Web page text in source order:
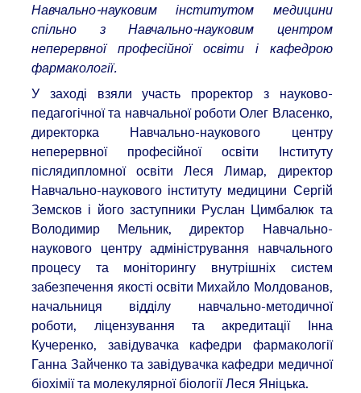
Навчально-науковим інститутом медицини
спільно з Навчально-науковим центром
неперервної професійної освіти і кафедрою
фармакології.
У заході взяли участь проректор з науково-
педагогічної та навчальної роботи Олег Власенко,
директорка Навчально-наукового центру
неперервної професійної освіти Інституту
післядипломної освіти Леся Лимар, директор
Навчально-наукового інституту медицини Сергій
Земсков і його заступники Руслан Цимбалюк та
Володимир Мельник, директор Навчально-
наукового центру адміністрування навчального
процесу та моніторингу внутрішніх систем
забезпечення якості освіти Михайло Молдованов,
начальниця відділу навчально-методичної
роботи, ліцензування та акредитації Інна
Кучеренко, завідувачка кафедри фармакології
Ганна Зайченко та завідувачка кафедри медичної
біохімії та молекулярної біології Леся Яніцька.